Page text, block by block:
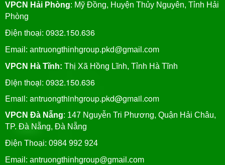
VPCN Hải Phòng: Mỹ Đồng, Huyện Thủy Nguyên, Tỉnh Hải
Phòng
Điện thoại: 0932.150.636
Email: antruongthinhgroup.pkd@gmail.com
VPCN Hà Tĩnh: Thị Xã Hồng Lĩnh, Tỉnh Hà Tĩnh
Điện thoại: 0932.150.636
Email: antruongthinhgroup.pkd@gmail.com
VPCN Đà Nẵng: 147 Nguyễn Tri Phương, Quận Hải Châu,
TP. Đà Nẵng, Đà Nẵng
Điện Thoại: 0984 992 924
Email: antruongthinhgroup@gmail.com